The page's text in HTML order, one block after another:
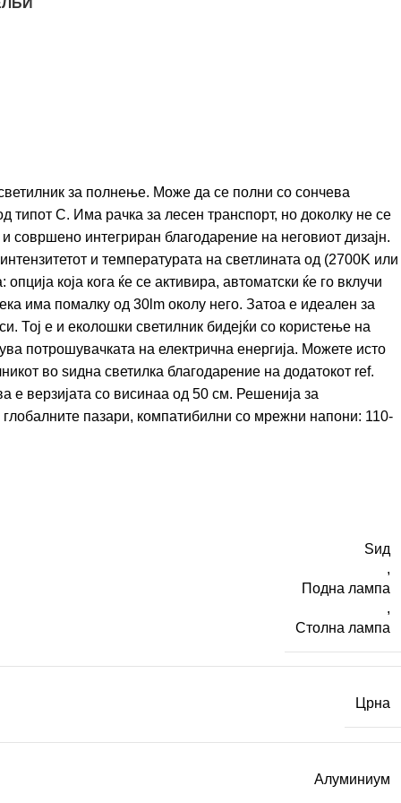
за полнење. Може да се полни со сончева
типот C. Има рачка за лесен транспорт, но доколку не се
совршено интегриран благодарение на неговиот дизајн.
и температурата на светлината од (2700K или
која кога ќе се активира, автоматски ќе го вклучи
има помалку од 30lm околу него. Затоа е идеален за
Тој е и еколошки светилник бидејќи со користење на
потрошувачката на електрична енергија. Можете исто
во ѕидна светилка благодарение на додатокот ref.
е верзијата со висинаа од 50 см. Решенија за
пазари, компатибилни со мрежни напони: 110-
Ѕид
,
Подна лампа
,
Столна лампа
Црна
Алуминиум